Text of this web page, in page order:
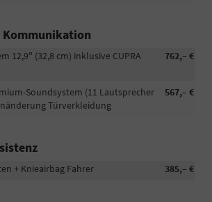
762,– €
12,9" (32,8 cm) inklusive CUPRA
567,– €
Soundsystem (11 Lautsprecher
Türverkleidung
385,– €
+ Knieairbag Fahrer